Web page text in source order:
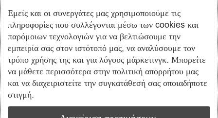
ΙΒΑΝ: GR9701101370000013700609178
IBAN: GR3602604620000410200675654
Εμείς και οι συνεργάτες μας χρησιμοποιούμε τις
πληροφορίες που συλλέγονται μέσω των cookies και
παρόμοιων τεχνολογιών για να βελτιώσουμε την
εμπειρία σας στον ιστότοπό μας, να αναλύσουμε τον
τρόπο χρήσης της και για λόγους μάρκετινγκ. Μπορείτε
να μάθετε περισσότερα στην πολιτική απορρήτου μας
και να διαχειριστείτε την συγκατάθεσή σας οποιαδήποτε
στιγμή.